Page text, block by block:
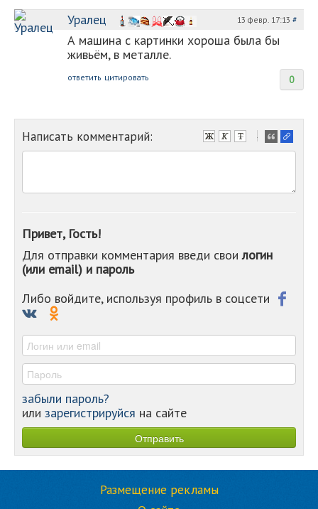
Уралец 13 февр. 17:13 #
А машина с картинки хороша была бы
живьём, в металле.
0
ответить цитировать
Написать комментарий:
-
-
-
-
-
Привет, Гость!
Для отправки комментария введи своилогин
(или email) и пароль
Либо войдите, используя профиль в соцсети
забыли пароль?
или зарегистрируйся на сайте
Размещение рекламы